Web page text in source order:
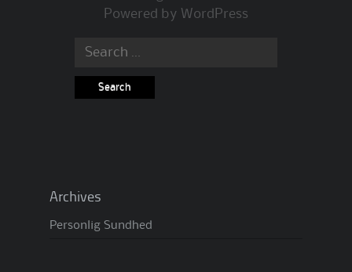
Powered by WordPress
Search
Archives
Personlig Sundhed